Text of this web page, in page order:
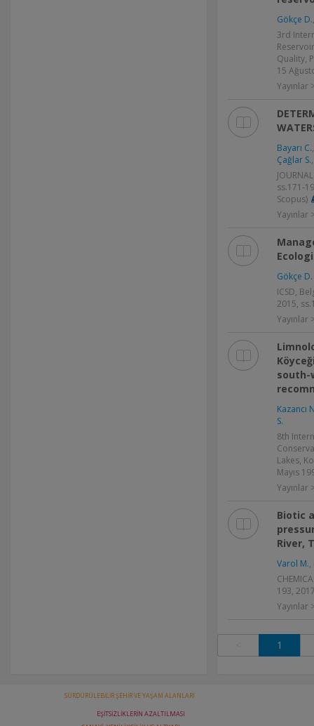
Gökçe D.
3rd
Quality,
15
Yayınlar
Bayarı C.
Çağlar S.
ss.171-
Scopus)
Yayınlar
Gökçe D.
ICSD,
2015,
Yayınlar
south-
Kazancı
S.
8th
Lakes,
Mayıs
Yayınlar
Biotic
River,
Varol M.,
193,
Yayınlar
1